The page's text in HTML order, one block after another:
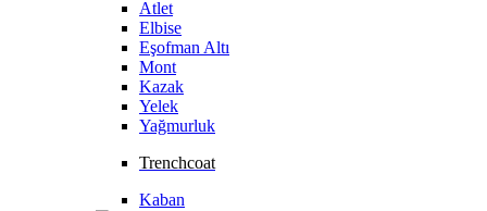
Atlet
Elbise
Eşofman Altı
Mont
Kazak
Yelek
Yağmurluk
Trenchcoat
Kaban